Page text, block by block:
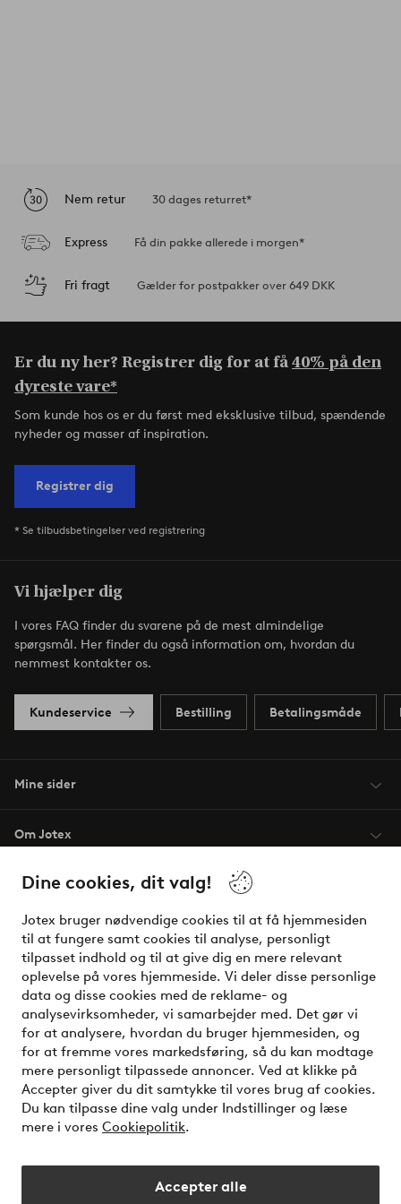
Dine cookies, dit valg!
Jotex bruger nødvendige cookies til at få hjemmesiden
til at fungere samt cookies til analyse, personligt
tilpasset indhold og til at give dig en mere relevant
oplevelse på vores hjemmeside. Vi deler disse personlige
data og disse cookies med de reklame- og
analysevirksomheder, vi samarbejder med. Det gør vi
for at analysere, hvordan du bruger hjemmesiden, og
for at fremme vores markedsføring, så du kan modtage
mere personligt tilpassede annoncer. Ved at klikke på
Accepter giver du dit samtykke til vores brug af cookies.
Du kan tilpasse dine valg under Indstillinger og læse
mere i vores Cookiepolitik.
Accepter alle
Nem retur 30 dages returret*
Express Få din pakke allerede i morgen*
Fri fragt Gælder for postpakker over 649 DKK
Er du ny her? Registrer dig for at få40% på den
dyreste vare*
Som kunde hos os er du først med eksklusive tilbud, spændende
nyheder og masser af inspiration.
Registrer dig
* Se tilbudsbetingelser ved registrering
Vi hjælper dig
I vores FAQ finder du svarene på de mest almindelige
spørgsmål. Her finder du også information om, hvordan du
nemmest kontakter os.
Kundeservice Bestilling Betalingsmåde
Mine sider
Om Jotex
Vilkår
Venner
Sikre betalinger - betal nu eller del op
Vil du vide mere om vores betalingsmuligheder?
elpy